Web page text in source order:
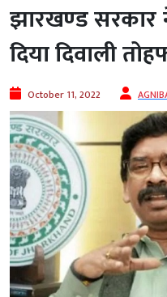
झारखण्‍ड सरकार
दिया दिवाली
October 11, 2022